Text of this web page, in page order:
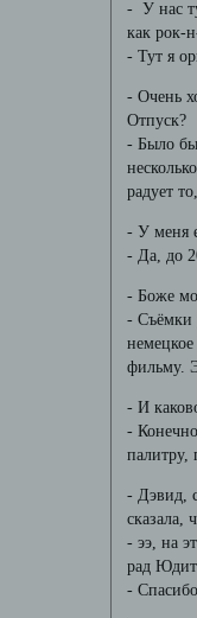
- У нас
как рок-
- Тут я
- Очень
Отпуск?
- Было
радует
- У меня
- Да, до
- Боже
- Съёмки
фильму.
- И
-
палитру,
- Дэвид,
сказала,
- ээ, на
рад
-